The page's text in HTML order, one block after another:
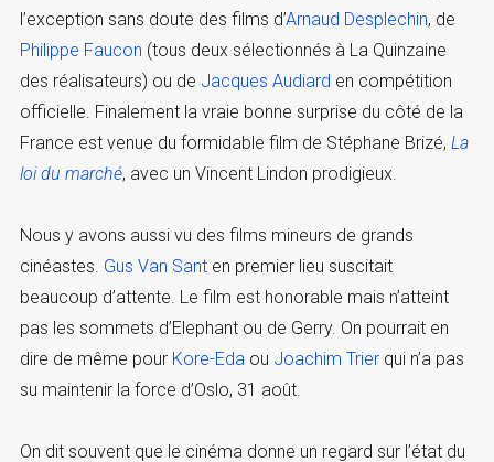
l’exception sans doute des films d’Arnaud Desplechin, de
Philippe Faucon (tous deux sélectionnés à La Quinzaine
des réalisateurs) ou de Jacques Audiard en compétition
officielle. Finalement la vraie bonne surprise du côté de la
France est venue du formidable film de Stéphane Brizé, La
loi du marché, avec un Vincent Lindon prodigieux.
Nous y avons aussi vu des films mineurs de grands
cinéastes. Gus Van Santen premier lieu suscitait
beaucoup d’attente. Le film est honorable mais n’atteint
pas les sommets d’Elephant ou de Gerry. On pourrait en
dire de même pour Kore-Eda ou Joachim Trierqui n’a pas
su maintenir la force d’Oslo, 31 août.
On dit souvent que le cinéma donne un regard sur l’état du